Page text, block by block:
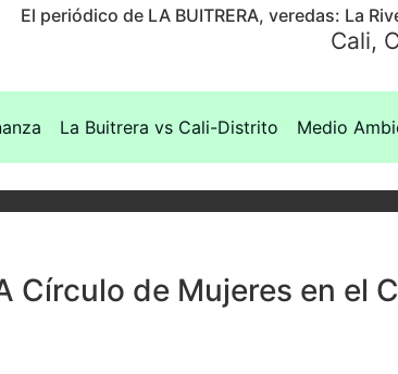
El periódico de LA BUITRERA, veredas: La
Cali,
La Buitrera vs Cali-Distrito Medio
Círculo de Mujeres en el